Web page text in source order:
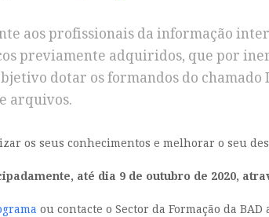
aos profissionais da informação
previamente adquiridos, que por
dotar os formandos do
arquivos.
os seus conhecimentos e melhorar o seu
até dia 9 de outubro de 2020,
ou contacte o Sector da Formação da